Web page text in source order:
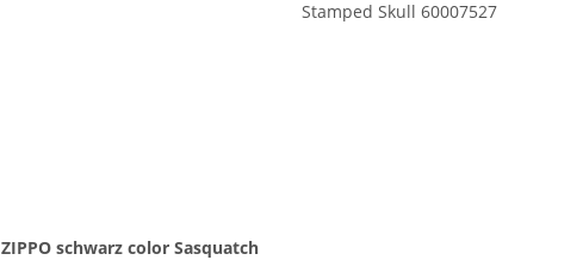
ZIPPO schwarz color Sasquatch